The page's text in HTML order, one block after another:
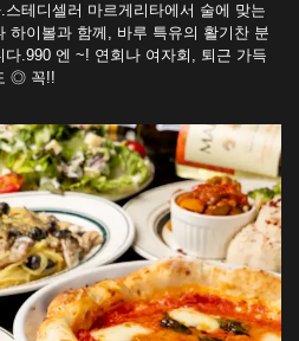
테디셀러 마르게리타에서 술에 맞는
하이볼과 함께, 바루 특유의 활기찬 분
.990 엔 ~! 연회나 여자회, 퇴근 가득
◎ 꼭!!